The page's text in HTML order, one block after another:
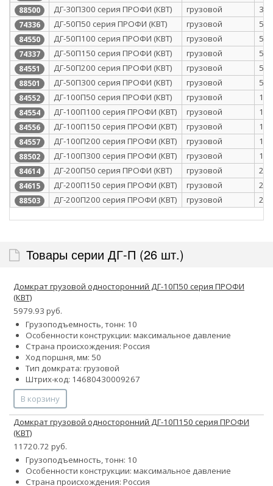
88500 ДГ-30П300 серия ПРОФИ (КВТ) грузовой 30
74336 ДГ-50П50 серия ПРОФИ (КВТ) грузовой 50
84550 ДГ-50П100 серия ПРОФИ (КВТ) грузовой 50
74337 ДГ-50П150 серия ПРОФИ (КВТ) грузовой 50
84551 ДГ-50П200 серия ПРОФИ (КВТ) грузовой 50
88501 ДГ-50П300 серия ПРОФИ (КВТ) грузовой 50
84552 ДГ-100П50 серия ПРОФИ (КВТ) грузовой 100
84554 ДГ-100П100 серия ПРОФИ (КВТ) грузовой 100
84556 ДГ-100П150 серия ПРОФИ (КВТ) грузовой 100
84557 ДГ-100П200 серия ПРОФИ (КВТ) грузовой 100
88502 ДГ-100П300 серия ПРОФИ (КВТ) грузовой 100
84614 ДГ-200П50 серия ПРОФИ (КВТ) грузовой 200
84615 ДГ-200П150 серия ПРОФИ (КВТ) грузовой 200
88503 ДГ-200П200 серия ПРОФИ (КВТ) грузовой 200
Товары серии ДГ-П (26 шт.)
Домкрат грузовой односторонний ДГ-10П50 серия ПРОФИ
(КВТ)
5979.93 руб.
Грузоподъемность, тонн: 10
Особенности конструкции: максимальное давление
Страна происхождения: Россия
Ход поршня, мм: 50
Тип домкрата: грузовой
Штрих-код: 14680430009267
В корзину
Домкрат грузовой односторонний ДГ-10П150 серия ПРОФИ
(КВТ)
11720.72 руб.
Грузоподъемность, тонн: 10
Особенности конструкции: максимальное давление
Страна происхождения: Россия